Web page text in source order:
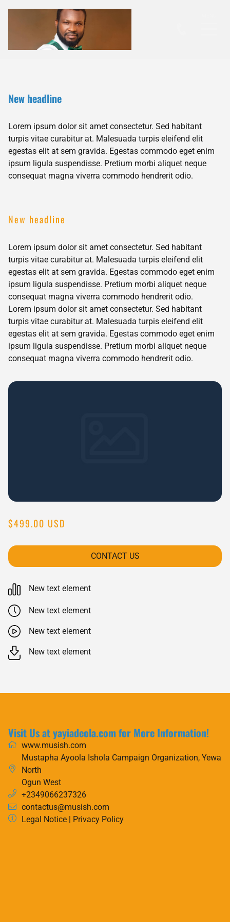
New headline
Lorem ipsum dolor sit amet consectetur. Sed habitant
turpis vitae curabitur at. Malesuada turpis eleifend elit
egestas elit at sem gravida. Egestas commodo eget enim
ipsum ligula suspendisse. Pretium morbi aliquet neque
consequat magna viverra commodo hendrerit odio.
New headline
Lorem ipsum dolor sit amet consectetur. Sed habitant
turpis vitae curabitur at. Malesuada turpis eleifend elit
egestas elit at sem gravida. Egestas commodo eget enim
ipsum ligula suspendisse. Pretium morbi aliquet neque
consequat magna viverra commodo hendrerit odio.
Lorem ipsum dolor sit amet consectetur. Sed habitant
turpis vitae curabitur at. Malesuada turpis eleifend elit
egestas elit at sem gravida. Egestas commodo eget enim
ipsum ligula suspendisse. Pretium morbi aliquet neque
consequat magna viverra commodo hendrerit odio.
$499.00 USD
CONTACT US
New text element
New text element
New text element
New text element
Visit Us at yayiadeola.com for More Information!
www.musish.com
Mustapha Ayoola Ishola Campaign Organization, Yewa
North
Ogun West
+2349066237326
contactus@musish.com
Legal Notice| Privacy Policy